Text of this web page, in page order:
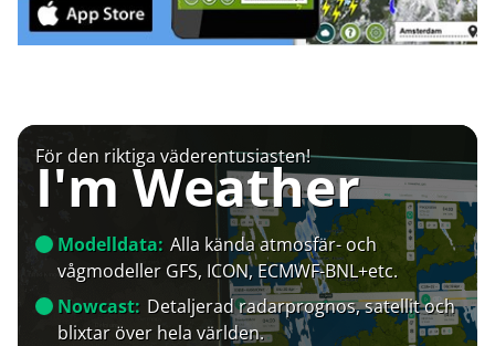
För den riktiga väderentusiasten!
I'm Weather
Modelldata: Alla kända atmosfär- och
vågmodeller GFS, ICON, ECMWF-BNL+etc.
Nowcast: Detaljerad radarprognos, satellit och
blixtar över hela världen.